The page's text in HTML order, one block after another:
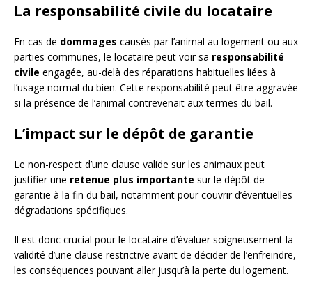
La responsabilité civile du locataire
En cas de dommages causés par l’animal au logement ou aux
parties communes, le locataire peut voir sa responsabilité
civile engagée, au-delà des réparations habituelles liées à
l’usage normal du bien. Cette responsabilité peut être aggravée
si la présence de l’animal contrevenait aux termes du bail.
L’impact sur le dépôt de garantie
Le non-respect d’une clause valide sur les animaux peut
justifier une retenue plus importante sur le dépôt de
garantie à la fin du bail, notamment pour couvrir d’éventuelles
dégradations spécifiques.
Il est donc crucial pour le locataire d’évaluer soigneusement la
validité d’une clause restrictive avant de décider de l’enfreindre,
les conséquences pouvant aller jusqu’à la perte du logement.